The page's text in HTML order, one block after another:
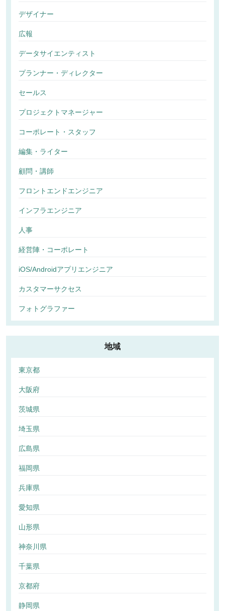
デザイナー
広報
データサイエンティスト
プランナー・ディレクター
セールス
プロジェクトマネージャー
コーポレート・スタッフ
編集・ライター
顧問・講師
フロントエンドエンジニア
インフラエンジニア
人事
経営陣・コーポレート
iOS/Androidアプリエンジニア
カスタマーサクセス
フォトグラファー
地域
東京都
大阪府
茨城県
埼玉県
広島県
福岡県
兵庫県
愛知県
山形県
神奈川県
千葉県
京都府
静岡県